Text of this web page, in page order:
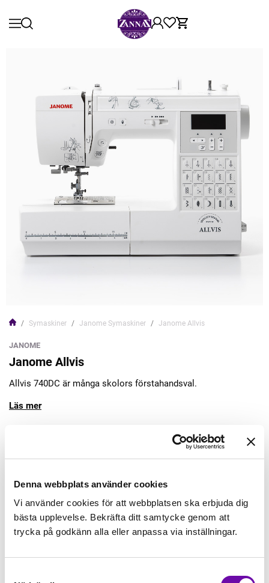
Denna webbplats använder cookies
Vi använder cookies för att webbplatsen ska erbjuda dig
bästa upplevelse. Bekräfta ditt samtycke genom att
trycka på godkänn alla eller anpassa via inställningar.
Symaskiner Janome Symaskiner Janome Allvis
JANOME
Janome Allvis
Allvis 740DC är många skolors förstahandsval.
Läs mer
Leveranstid: lev jan - feb
Minsta beställning: 1 st